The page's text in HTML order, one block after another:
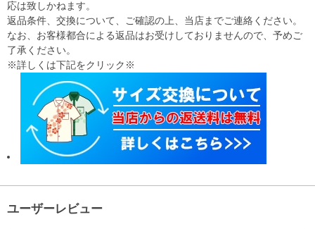
応は致しかねます。
返品条件、交換について、ご確認の上、当店までご連絡ください。
なお、お客様都合による返品はお受けしておりませんので、予めご
了承ください。
※詳しくは下記をクリック※
ユーザーレビュー